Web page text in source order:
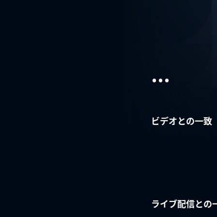
...
ビデオとの一致
ライブ配信との